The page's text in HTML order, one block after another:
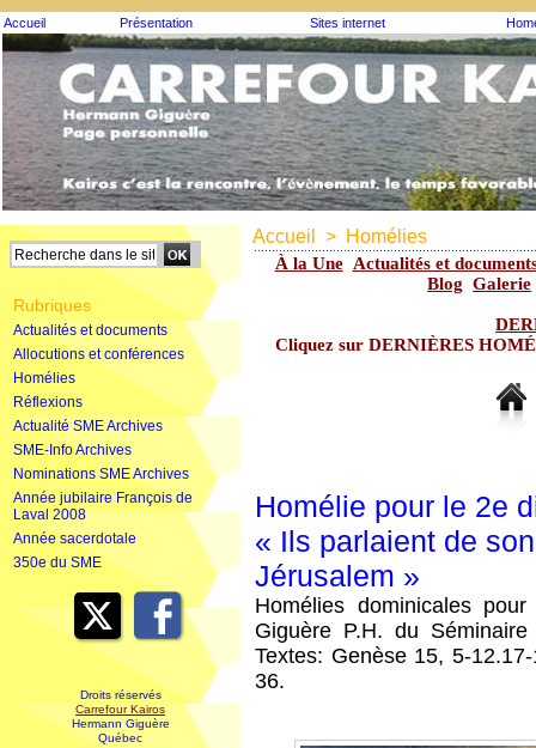
Accueil Présentation Sites internet
Rubriques
Actualités et documents
Allocutions et conférences
Homélies
Réflexions
Actualité SME Archives
SME-Info Archives
Nominations SME Archives
Année jubilaire François de
Laval 2008
Année sacerdotale
350e du SME
Droits réservés
Carrefour Kairos
Hermann Giguère
Québec
Accueil > Homélies
À la Une Actualités et
Blog Galerie
Cliquez sur DERNIÈRES
Homélie pour le 2e
« Ils parlaient de
Jérusalem »
Homélies dominicales
Giguère P.H. du
Textes: Genèse 15, 5-
36.